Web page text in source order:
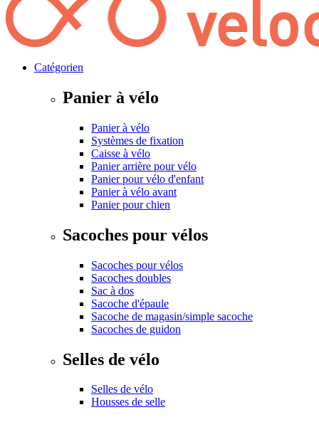
Catégorien
Panier à vélo
Panier à vélo
Systèmes de fixation
Caisse à vélo
Panier arrière pour vélo
Panier pour vélo d'enfant
Panier à vélo avant
Panier pour chien
Sacoches pour vélos
Sacoches pour vélos
Sacoches doubles
Sac à dos
Sacoche d'épaule
Sacoche de magasin/simple sacoche
Sacoches de guidon
Selles de vélo
Selles de vélo
Housses de selle